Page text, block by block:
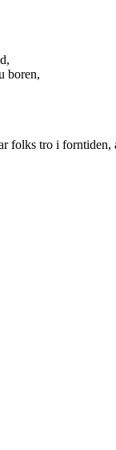
boren,
folks tro i forntiden,